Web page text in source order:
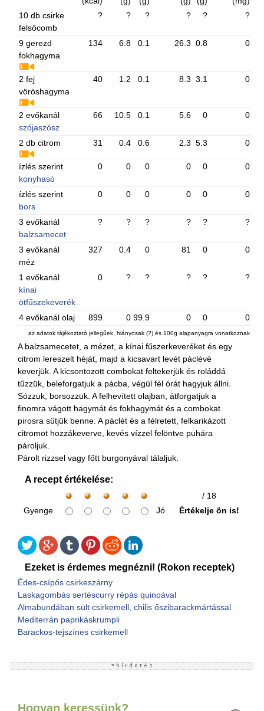
10 db csirke
felsőcomb
? ? ? ? ? ?
9 gerezd
fokhagyma
134 6.8 0.1 26.3 0.8 0
2 fej
vöröshagyma
40 1.2 0.1 8.3 3.1 0
2 evőkanál
szójaszósz
66 10.5 0.1 5.6 0 0
2 db citrom 31 0.4 0.6 2.3 5.3 0
ízlés szerint
konyhasó
0 0 0 0 0 0
ízlés szerint
bors
0 0 0 0 0 0
3 evőkanál
balzsamecet
? ? ? ? ? ?
3 evőkanál
méz
327 0.4 0 81 0 0
1 evőkanál
kínai
ötfűszekeverék
0 ? ? ? ? ?
4 evőkanál olaj 899 0 99.9 0 0 0
az adatok tájékoztató jellegűek, hiányosak (?) és 100g alapanyagra vonatkoznak
A balzsamecetet, a mézet, a kínai fűszerkeveréket és egy
citrom lereszelt héját, majd a kicsavart levét páclévé
keverjük. A kicsontozott combokat feltekerjük és roláddá
tűzzük, beleforgatjuk a pácba, végül fél órát hagyjuk állni.
Sózzuk, borsozzuk. A felhevített olajban, átforgatjuk a
finomra vágott hagymát és fokhagymát és a combokat
pirosra sütjük benne. A páclét és a félretett, felkarikázott
citromot hozzákeverve, kevés vízzel felöntve puhára
pároljuk.
Párolt rizzsel vagy főtt burgonyával tálaljuk.
A recept értékelése:
/ 18
Gyenge
Jó Értékelje ön is!
Ezeket is érdemes megnézni! (Rokon receptek)
Édes-csípős csirkeszárny
Laskagombás sertéscurry répás quinoával
Almabundában sült csirkemell, chilis őszibarackmártással
Mediterrán paprikáskrumpli
Barackos-tejszínes csirkemell
Hogyan keressünk?